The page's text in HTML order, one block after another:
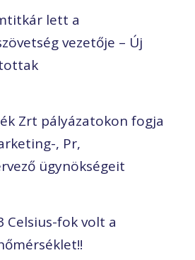
lett a
vezetője – Új
Zrt pályázatokon fogja
, Pr,
ügynökségeit
Celsius-fok volt a